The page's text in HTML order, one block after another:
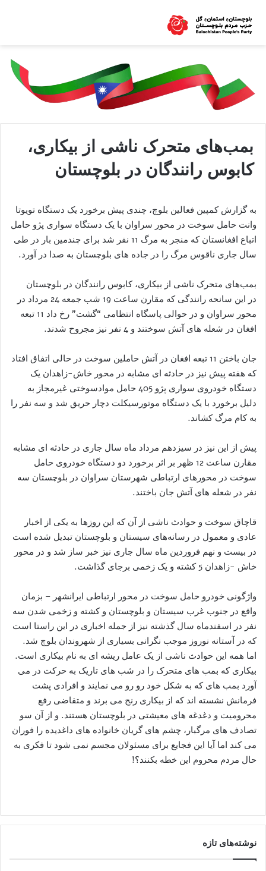
بمب‌های متحرک ناشی از بیکاری،
کابوس رانندگان در بلوچستان
به گزارش کمپین فعالین بلوچ، چندی پیش برخورد یک دستگاه تویوتا
وانت حامل سوخت در محور سراوان با یک دستگاه سواری پژو حامل
اتباع افغانستان که منجر به مرگ 11 نفر شد برای چندمین بار در طی
سال جاری ناقوس مرگ را در جاده های بلوچستان به صدا در آورد.
بمب‌های متحرک ناشی از بیکاری، کابوس رانندگان در بلوچستان
در این سانحه رانندگی که مقارن ساعت 19 شب جمعه 24 مرداد در
محور سراوان و در حوالی پاسگاه انتظامی “گشت” رخ داد 11 تبعه
افغان در شعله های آتش سوختند و 4 نفر نیز مجروح شدند.
جان باختن 11 تبعه افغان در آتش حاملین سوخت در حالی اتفاق افتاد
که هفته پیش نیز در حادثه ای مشابه در محور خاش-زاهدان یک
دستگاه خودروی سواری پژو 405 حامل موادسوختی غیرمجاز به
دلیل برخورد با یک دستگاه موتورسیکلت دچار حریق شد و سه نفر را
به کام مرگ کشاند.
پیش از این نیز در سیزدهم مرداد ماه سال جاری در حادثه ای مشابه
مقارن ساعت 12 ظهر بر اثر برخورد دو دستگاه خودروی حامل
سوخت در محورهای ارتباطی شهرستان سراوان در بلوچستان سه
نفر در شعله های آتش جان باختند.
قاچاق سوخت و حوادث ناشی از آن که این روزها به یکی از اخبار
عادی و معمول در رسانه‌های سیستان و بلوچستان تبدیل شده است
در بیست و نهم فروردین ماه سال جاری نیز خبر ساز شد و در محور
خاش -زاهدان 5 کشته و یک زخمی برجای گذاشت.
واژگونی خودرو حامل سوخت در محور ارتباطی ایرانشهر – بزمان
واقع در جنوب غرب سیستان و بلوچستان و کشته و زخمی شدن سه
نفر در اسفندماه سال گذشته نیز از جمله اخباری در این راستا است
که در آستانه نوروز موجب نگرانی بسیاری از شهروندان بلوچ شد.
اما همه این حوادث ناشی از یک عامل ریشه ای به نام بیکاری است.
بیکاری که بمب های متحرک را در شب های تاریک به حرکت در می
آورد بمب های که به شکل خود رو رو می نمایند و افرادی پشت
فرمانش نشسته اند که از بیکاری رنج می برند و متقاضی رفع
محرومیت و دغدغه های معیشتی در بلوچستان هستند. و از آن سو
تصادف های مرگبار، چشم های گریان خانواده های داغدیده را فوران
می کند اما آیا این فجایع برای مسئولان مجسم نمی شود تا فکری به
حال مردم محروم این خطه بکنند؟!
نوشته‌های تازه